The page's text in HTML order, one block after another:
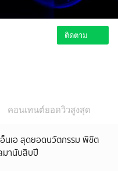
ติดตาม
คอนเทนต์ยอดวิวสูงสุด
นเอ สุดยอดนวัตกรรม พิชิต
มานับสิบปี